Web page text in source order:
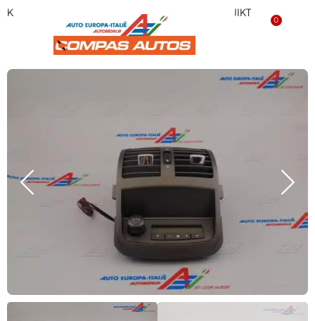
0
Kachelbediening Lancia Thesis 156037001 GEBRUIKT